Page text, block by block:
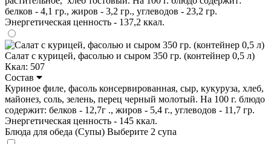
белков - 4,1 гр., жиров - 3,2 гр., углеводов - 23,2 гр.
Энергетическая ценность - 137,2 ккал.
Салат с курицей, фасолью и сыром 350 гр. (контейнер 0,5 л)
Ккал: 507
Состав
Куриное филе, фасоль консервированная, сыр, кукуруза, хлеб,
майонез, соль, зелень, перец черный молотый. На 100 г. блюдо
содержит: белков - 12,7г ., жиров - 5,4 г., углеводов - 11,7 гр.
Энергетическая ценность - 145 ккал.
Блюда для обеда (Супы) Выберите 2 супа